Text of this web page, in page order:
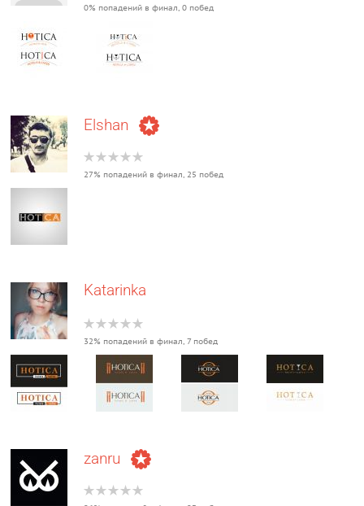
0% попадений в финал, 0 побед
Elshan
27% попадений в финал, 25 побед
Katarinka
32% попадений в финал, 7 побед
zanru